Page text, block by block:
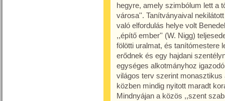
hegyre, amely szimbólum lett a
városa''. Tanítványaival
való elfordulás helye volt
,,építő ember'' (W. Nigg)
fölötti uralmat, és tanítómestere
erődnek és egy hajdani
egységes alkotmányhoz
világos terv szerint
közben mindig nyitott maradt
Mindnyájan a közös ,,szent